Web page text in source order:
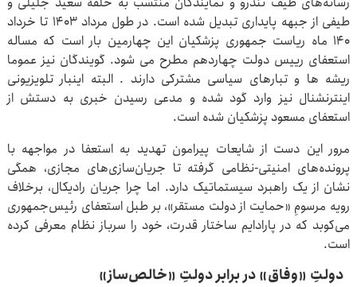
طیفی از جبهه پایداری تبدیل شده است. در طول مرداد ۱۴۰۳ تا خرداد
۱۴۰ ماه ریاست جمهوری پزشکیان این چهارمین بار است که مساله
استعفای رییس دولت چهاردهم مطرح می شود. گویندگان نیز عموما
ریشه ها و تبارهای سیاسی مشترکی دارند . البته اینبار تلویزیونی
اینترنشنال نیز وارد گود شده و مدعی رسیدن خبری به دستش از
استعفای مسعود پزشکیان شده است.
مرور این دست از شایعات پیرامون تهدید به استعفا در مواجهه با
پرونده‌های امنیتی-نظامی گرفته تا جریان‌سازی‌های مجازی، همگی
نشان از یک راهبرد سیستماتیک دارد. اما چرا جریان رادیکال، برخلاف
رویه مرسومِ «حمایت از دولت مستقر»، بر طبل استعفای رئیس‌جمهوری
می‌کوبد که در پارادایم ساختار قدرت، خود را سرباز نظام معرفی کرده
است.
دولتِ «وفاق» در برابر دولتِ «خالص‌ساز»